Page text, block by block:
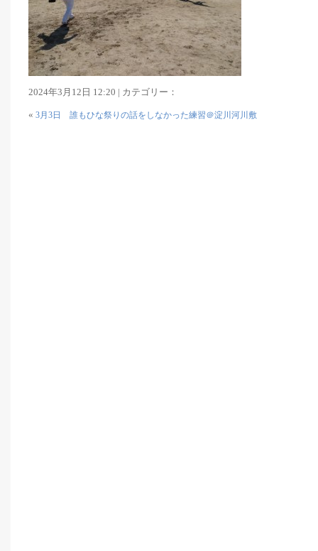
2024年3月12日 12:20 | カテゴリー：
« 3月3日 誰もひな祭りの話をしなかった練習＠淀川河川敷